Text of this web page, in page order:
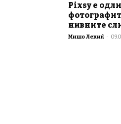
Pixsy е
нивните
Мишо Лекиќ -